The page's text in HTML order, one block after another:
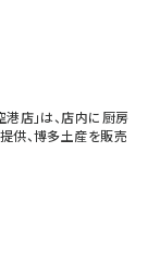
店」は、店内に厨房
供、博多土産を販売